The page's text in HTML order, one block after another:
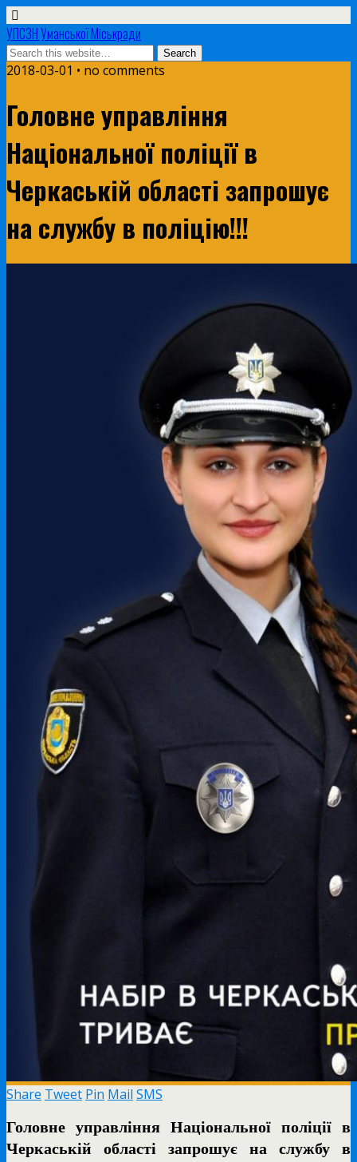
УПСЗН Уманської Міськради
2018-03-01 • no comments
Головне управління
Національної поліції в
Черкаській області запрошує
на службу в поліцію!!!
Share Tweet Pin Mail SMS
Головне управління Національної поліції в
Черкаській області запрошує на службу в